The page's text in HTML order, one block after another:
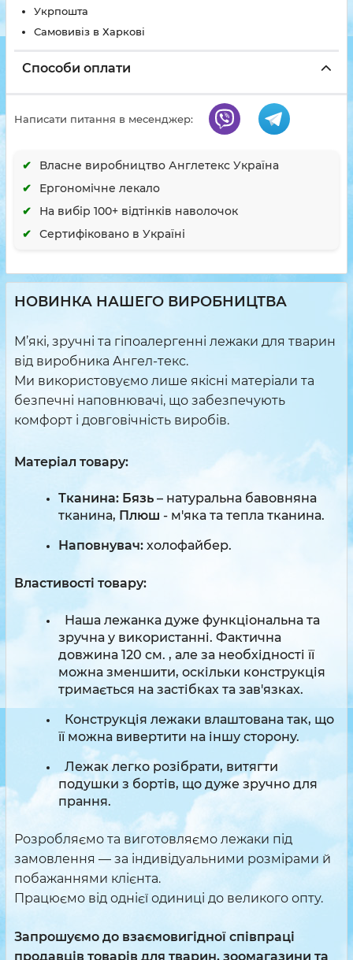
Укрпошта
Самовивіз в Харкові
Способи оплати
Написати питання в месенджер:
Власне виробництво Англетекс Україна
Ергономічне лекало
На вибір 100+ відтінків наволочок
Сертифіковано в Україні
НОВИНКА НАШЕГО ВИРОБНИЦТВА
М’які, зручні та гіпоалергенні лежаки для тварин
від виробника Ангел-текс.
Ми використовуємо лише якісні матеріали та
безпечні наповнювачі, що забезпечують
комфорт і довговічність виробів.
Матеріал товару:
Тканина: Бязь – натуральна бавовняна
тканина, Плюш - м'яка та тепла тканина.
Наповнувач: холофайбер.
Властивості товару:
Наша лежанка дуже функціональна та
зручна у використанні. Фактична
довжина 120 см. , але за необхідності її
можна зменшити, оскільки конструкція
тримається на застібках та зав'язках.
Конструкція лежаки влаштована так, що
її можна вивертити на іншу сторону.
Лежак легко розібрати, витягти
подушки з бортів, що дуже зручно для
прання.
Розробляємо та виготовляємо лежаки під
замовлення — за індивідуальними розмірами й
побажаннями клієнта.
Працюємо від однієї одиниці до великого опту.
Запрошуємо до взаємовигідної співпраці
продавців товарів для тварин, зоомагазини та